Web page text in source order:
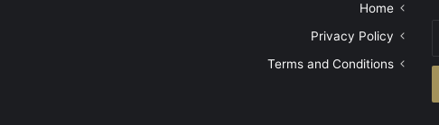
Home
Privacy Policy
Terms and Conditions